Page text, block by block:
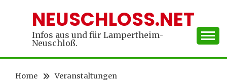
NEUSCHLOSS.NET
Infos aus und für Lampertheim-
Neuschloß.
Home
Veranstaltungen